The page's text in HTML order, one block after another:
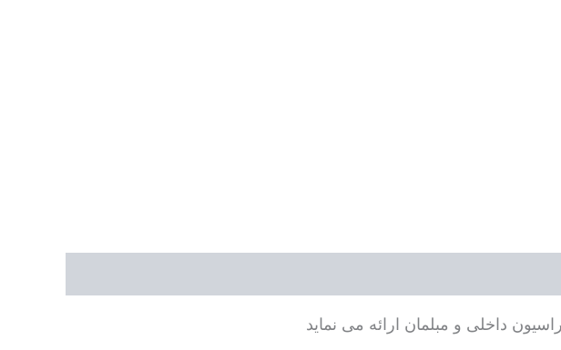
داخلی و مبلمان ارائه می نماید